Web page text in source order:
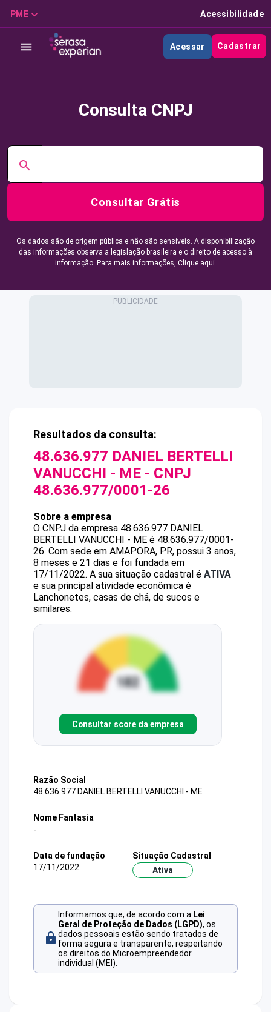
PME Acessibilidade
Acessar Cadastrar
Consulta CNPJ
Consultar Grátis
Os dados são de origem pública e não são sensíveis. A disponibilização
das informações observa a legislação brasileira e o direito de acesso à
informação. Para mais informações, Clique aqui.
Resultados da consulta:
48.636.977 DANIEL BERTELLI
VANUCCHI - ME - CNPJ
48.636.977/0001-26
Sobre a empresa
O CNPJ da empresa 48.636.977 DANIEL
BERTELLI VANUCCHI - ME é 48.636.977/0001-
26. Com sede em AMAPORA, PR, possui 3 anos,
8 meses e 21 dias e foi fundada em
17/11/2022. A sua situação cadastral é ATIVA
e sua principal atividade econômica é
Lanchonetes, casas de chá, de sucos e
similares.
Consultar score da empresa
Razão Social
48.636.977 DANIEL BERTELLI VANUCCHI - ME
Nome Fantasia
-
Data de fundação
17/11/2022
Situação Cadastral
Ativa
Informamos que, de acordo com a Lei
Geral de Proteção de Dados (LGPD), os
dados pessoais estão sendo tratados de
forma segura e transparente, respeitando
os direitos do Microempreendedor
individual (MEI).